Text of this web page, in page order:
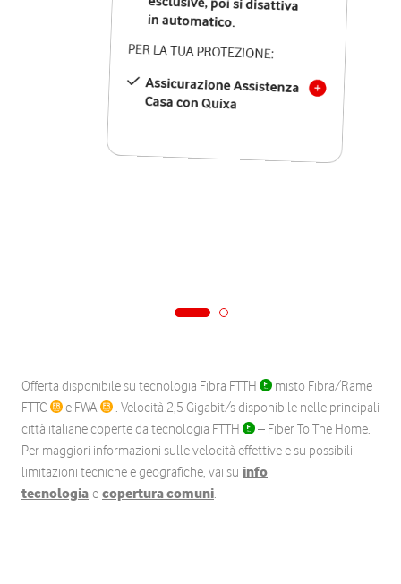
in automatico.
PER LA TUA PROTEZIONE:
Assicurazione Assistenza
Casa con Quixa
Offerta disponibile su tecnologia Fibra FTTH
misto Fibra/Rame
FTTC
e FWA
. Velocità 2,5 Gigabit/s disponibile nelle principali
città italiane coperte da tecnologia FTTH
– Fiber To The Home.
Per maggiori informazioni sulle velocità effettive e su possibili
limitazioni tecniche e geografiche, vai su info
tecnologia e copertura comuni.